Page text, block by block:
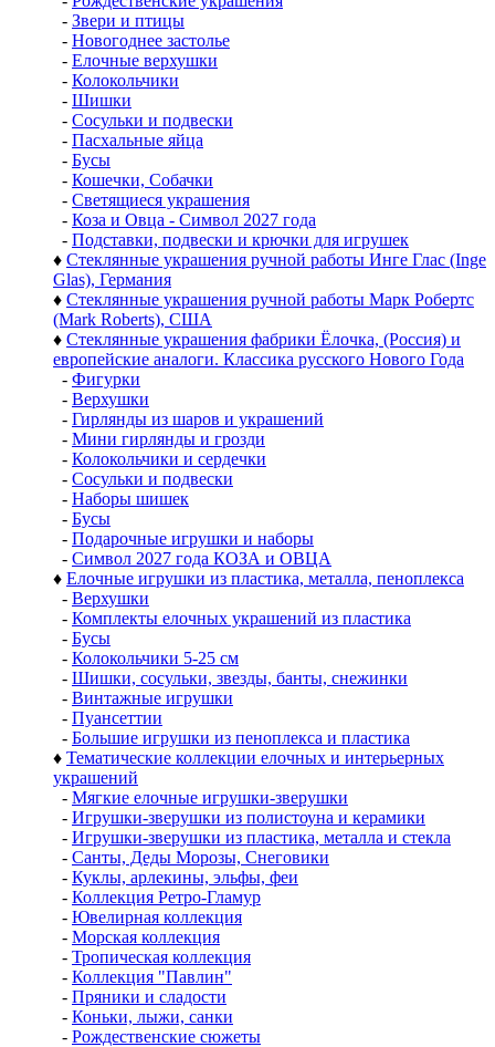
- Звери и птицы
- Новогоднее застолье
- Елочные верхушки
- Колокольчики
- Шишки
- Сосульки и подвески
- Пасхальные яйца
- Бусы
- Кошечки, Собачки
- Светящиеся украшения
- Коза и Овца - Символ 2027 года
- Подставки, подвески и крючки для игрушек
♦ Стеклянные украшения ручной работы Инге Глас (Inge
Glas), Германия
♦ Стеклянные украшения ручной работы Марк Робертс
(Mark Roberts), США
♦ Стеклянные украшения фабрики Ёлочка, (Россия) и
европейские аналоги. Классика русского Нового Года
- Фигурки
- Верхушки
- Гирлянды из шаров и украшений
- Мини гирлянды и грозди
- Колокольчики и сердечки
- Сосульки и подвески
- Наборы шишек
- Бусы
- Подарочные игрушки и наборы
- Символ 2027 года КОЗА и ОВЦА
♦ Елочные игрушки из пластика, металла, пеноплекса
- Верхушки
- Комплекты елочных украшений из пластика
- Бусы
- Колокольчики 5-25 см
- Шишки, сосульки, звезды, банты, снежинки
- Винтажные игрушки
- Пуансеттии
- Большие игрушки из пеноплекса и пластика
♦ Тематические коллекции елочных и интерьерных
украшений
- Мягкие елочные игрушки-зверушки
- Игрушки-зверушки из полистоуна и керамики
- Игрушки-зверушки из пластика, металла и стекла
- Санты, Деды Морозы, Снеговики
- Куклы, арлекины, эльфы, феи
- Коллекция Ретро-Гламур
- Ювелирная коллекция
- Морская коллекция
- Тропическая коллекция
- Коллекция "Павлин"
- Пряники и сладости
- Коньки, лыжи, санки
- Рождественские сюжеты